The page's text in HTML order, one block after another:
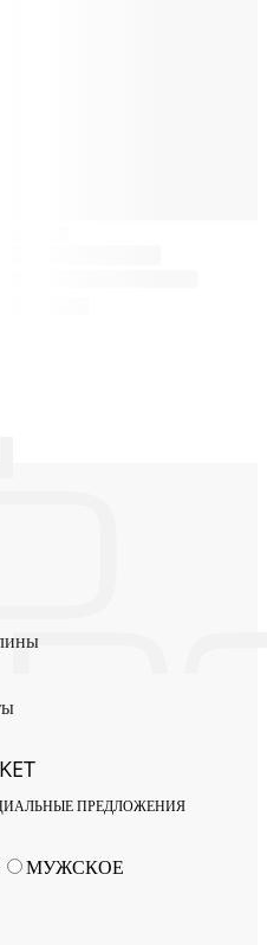
ПРЕДЛОЖЕНИЯ
МУЖСКОЕ